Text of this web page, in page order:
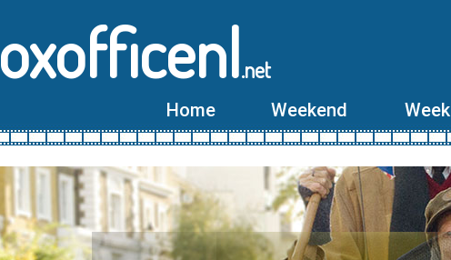
.net
Home Weekend Week